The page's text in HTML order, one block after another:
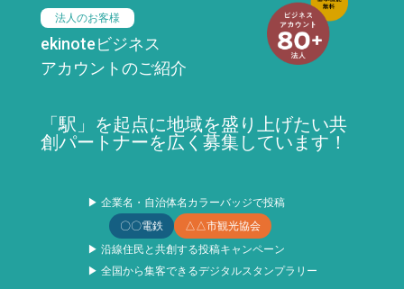
法人のお客様
ekinoteビジネス
アカウントのご紹介
「駅」を起点に地域を盛り上げたい共
創パートナーを広く募集しています！
▶ 企業名・自治体名カラーバッジで投稿
〇〇電鉄
△△市観光協会
▶ 沿線住民と共創する投稿キャンペーン
▶ 全国から集客できるデジタルスタンプラリー